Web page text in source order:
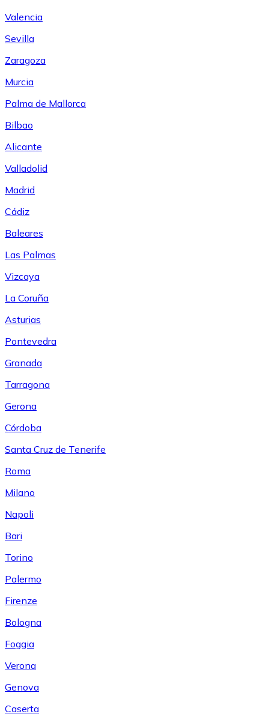
Valencia
Sevilla
Zaragoza
Murcia
Palma de Mallorca
Bilbao
Alicante
Valladolid
Madrid
Cádiz
Baleares
Las Palmas
Vizcaya
La Coruña
Asturias
Pontevedra
Granada
Tarragona
Gerona
Córdoba
Santa Cruz de Tenerife
Roma
Milano
Napoli
Bari
Torino
Palermo
Firenze
Bologna
Foggia
Verona
Genova
Caserta